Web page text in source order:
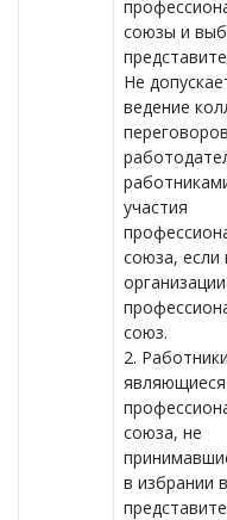
союзы и
Не
ведение
участия
союза, если
союз.
2.
союза, не
в избрании